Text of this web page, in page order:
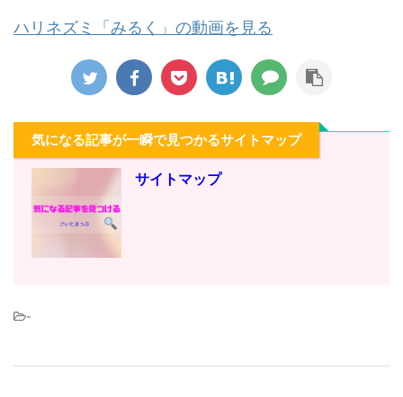
ハリネズミ「みるく」の動画を見る
気になる記事が一瞬で見つかるサイトマップ
サイトマップ
-